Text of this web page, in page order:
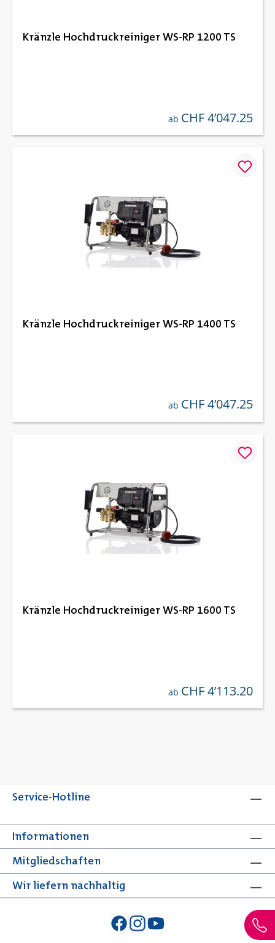
Kränzle Hochdruckreiniger WS-RP 1200 TS
regulärer preis:
ab CHF 4’047.25
Kränzle Hochdruckreiniger WS-RP 1400 TS
regulärer preis:
ab CHF 4’047.25
Kränzle Hochdruckreiniger WS-RP 1600 TS
regulärer preis:
ab CHF 4’113.20
Service-Hotline
Mitgliedschaften
Informationen
Wir liefern nachhaltig